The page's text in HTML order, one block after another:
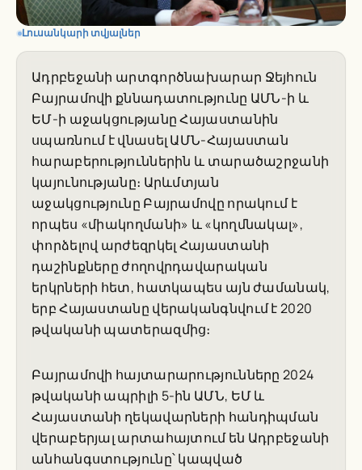
Լուսանկարի տվյալներ
Ադրբեջանի արտգործնախարար Ջեյհուն
Բայրամովի քննադատությունը ԱՄՆ-ի և
ԵՄ-ի աջակցությանը Հայաստանին
սպառնում է վնասել ԱՄՆ-Հայաստան
հարաբերություններին և տարածաշրջանի
կայունությանը։ Արևմտյան
աջակցությունը Բայրամովը որակում է
որպես «միակողմանի» և «կողմնակալ»,
փորձելով արժեզրկել Հայաստանի
դաշինքները ժողովրդավարական
երկրների հետ, հատկապես այն ժամանակ,
երբ Հայաստանը վերականգնվում է 2020
թվականի պատերազմից։
Բայրամովի հայտարարությունները 2024
թվականի ապրիլի 5-ին ԱՄՆ, ԵՄ և
Հայաստանի ղեկավարների հանդիպման
վերաբերյալ արտահայտում են Ադրբեջանի
անհանգստությունը՝ կապված